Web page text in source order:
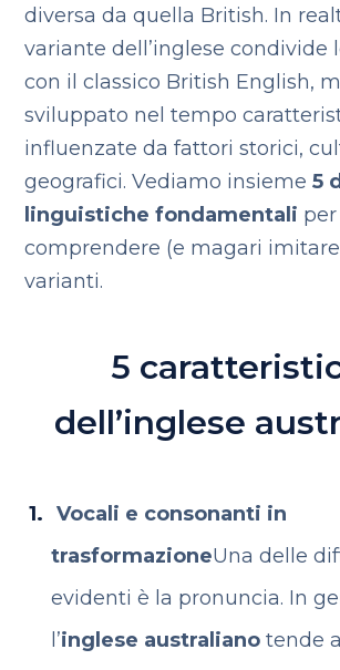
diversa da quella British. In
variante dell’inglese condivide
con il classico British English,
sviluppato nel tempo
influenzate da fattori storici,
geografici. Vediamo insieme5
linguistiche fondamentali
comprendere (e magari
varianti.
5
dell’inglese
Vocali e consonanti in
trasformazioneUna delle
evidenti è la pronuncia. In
l’inglese australianotende